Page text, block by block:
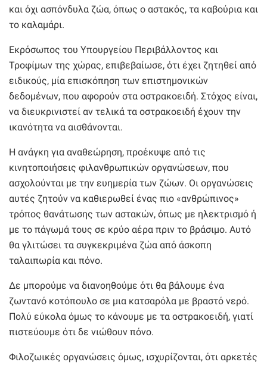
και όχι ασπόνδυλα ζώα, όπως ο αστακός, τα καβούρια και
το καλαμάρι.
Εκρόσωπος του Υπουργείου Περιβάλλοντος και
Τροφίμων της χώρας, επιβεβαίωσε, ότι έχει ζητηθεί από
ειδικούς, μία επισκόπηση των επιστημονικών
δεδομένων, που αφορούν στα οστρακοειδή. Στόχος είναι,
να διευκρινιστεί αν τελικά τα οστρακοειδή έχουν την
ικανότητα να αισθάνονται.
Η ανάγκη για αναθεώρηση, προέκυψε από τις
κινητοποιήσεις φιλανθρωπικών οργανώσεων, που
ασχολούνται με την ευημερία των ζώων. Οι οργανώσεις
αυτές ζητούν να καθιερωθεί ένας πιο «ανθρώπινος»
τρόπος θανάτωσης των αστακών, όπως με ηλεκτρισμό ή
με το πάγωμά τους σε κρύο αέρα πριν το βράσιμο. Αυτό
θα γλιτώσει τα συγκεκριμένα ζώα από άσκοπη
ταλαιπωρία και πόνο.
Δε μπορούμε να διανοηθούμε ότι θα βάλουμε ένα
ζωντανό κοτόπουλο σε μια κατσαρόλα με βραστό νερό.
Πολύ εύκολα όμως το κάνουμε με τα οστρακοειδή, γιατί
πιστεύουμε ότι δε νιώθουν πόνο.
Φιλοζωικές οργανώσεις όμως, ισχυρίζονται, ότι αρκετές